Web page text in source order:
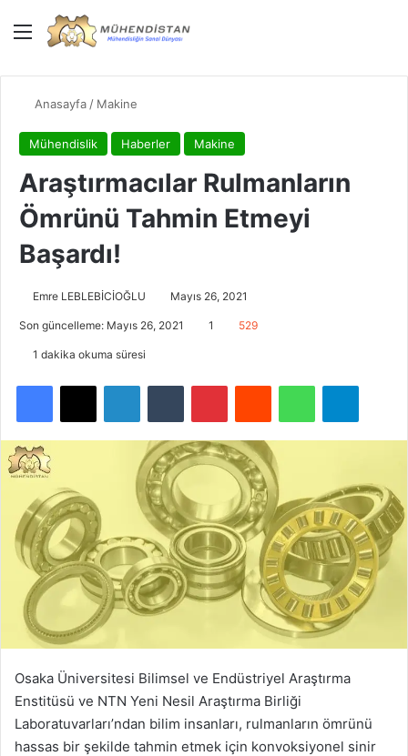
Menü
Anasayfa / Makine
Mühendislik Haberler Makine
Araştırmacılar Rulmanların
Ömrünü Tahmin Etmeyi
Başardı!
Emre LEBLEBİCİOĞLU Mayıs 26, 2021
Son güncelleme: Mayıs 26, 2021 1 529
1 dakika okuma süresi
Facebook
X LinkedInTumblr PinterestReddit WhatsApp
Osaka Üniversitesi Bilimsel ve Endüstriyel Araştırma
Enstitüsü ve NTN Yeni Nesil Araştırma Birliği
Laboratuvarları’ndan bilim insanları, rulmanların ömrünü
hassas bir şekilde tahmin etmek için konvoksiyonel sinir